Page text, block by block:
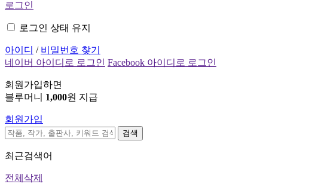
로그인
로그인 상태 유지
아이디 / 비밀번호 찾기
네이버 아이디로 로그인 Facebook 아이디로 로그인
회원가입하면
블루머니 1,000원 지급
회원가입
검색
최근검색어
전체삭제